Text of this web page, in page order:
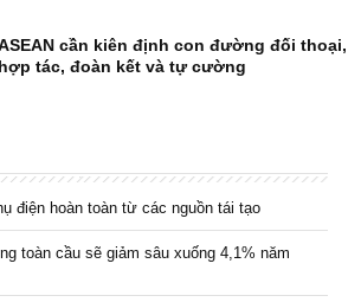
cần kiên định con đường đối thoại,
hợp tác, đoàn kết và tự cường
điện hoàn toàn từ các nguồn tái tạo
toàn cầu sẽ giảm sâu xuống 4,1% năm